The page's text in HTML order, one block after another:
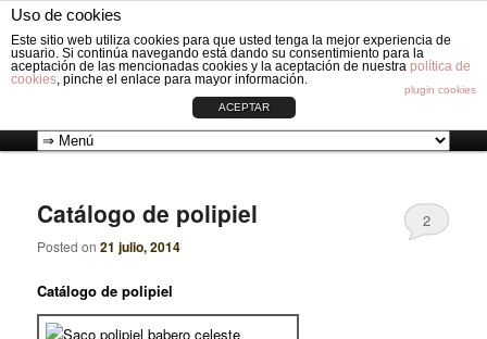
Uso de cookies
Este sitio web utiliza cookies para que usted tenga la mejor experiencia de
usuario. Si continúa navegando está dando su consentimiento para la
aceptación de las mencionadas cookies y la aceptación de nuestra política de
cookies, pinche el enlace para mayor información.
plugin cookies
ACEPTAR
VESTIDURAS ORIGINAL CIRCLE
Fabricación de vestiduras para carros de Bebé: Fundas, Sacos, Capotas,
Capazos, Sombrillas, Bolsos y Grupos cero.
principal
Ir
contenido
principal
Ir
contenido
secundario
Catálogo de polipiel
Posted on21 julio, 2014
2
Catálogo de polipiel